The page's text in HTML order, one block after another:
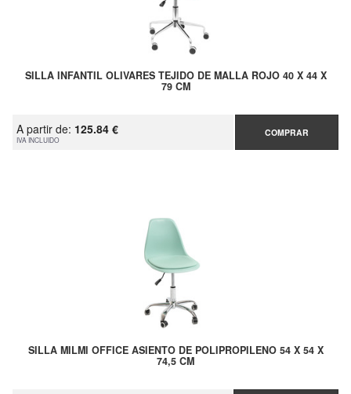
SILLA INFANTIL OLIVARES TEJIDO DE MALLA ROJO 40 X 44 X
79 CM
A partir de: 125.84 €
IVA INCLUIDO
COMPRAR
SILLA MILMI OFFICE ASIENTO DE POLIPROPILENO 54 X 54 X
74,5 CM